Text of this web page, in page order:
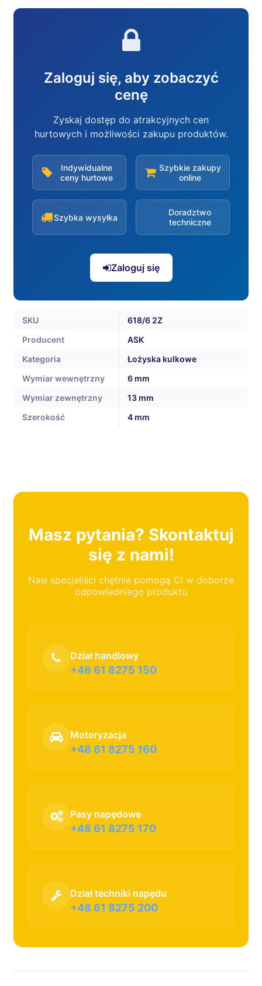
Zaloguj się, aby zobaczyć
cenę
Zyskaj dostęp do atrakcyjnych cen
hurtowych i możliwości zakupu produktów.
Indywidualne
ceny hurtowe
Szybkie zakupy
online
Szybka wysyłka
Doradztwo
techniczne
Zaloguj się
SKU
618/6 2Z
Producent
ASK
Kategoria
Łożyska kulkowe
Wymiar wewnętrzny
6 mm
Wymiar zewnętrzny
13 mm
Szerokość
4 mm
Masz pytania? Skontaktuj
się z nami!
Nasi specjaliści chętnie pomogą Ci w doborze
odpowiedniego produktu
Dział handlowy
+48 61 8275 150
Motoryzacja
+48 61 8275 160
Pasy napędowe
+48 61 8275 170
Dział techniki napędu
+48 61 8275 200